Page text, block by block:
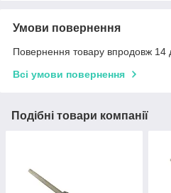
Умови повернення
Повернення товару впродовж 14
Всі умови повернення
Подібні товари компанії